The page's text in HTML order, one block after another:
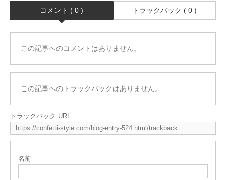
コメント ( 0 ) トラックバック ( 0 )
この記事へのコメントはありません。
この記事へのトラックバックはありません。
トラックバック URL
名前